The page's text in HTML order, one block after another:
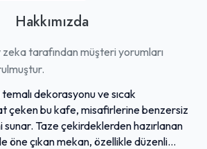
Hakkımızda
tarafından müşteri yorumları
dekorasyonu ve sıcak
çeken bu kafe, misafirlerine benzersiz
Taze çekirdeklerden hazırlanan
öne çıkan mekan, özellikle düzenli